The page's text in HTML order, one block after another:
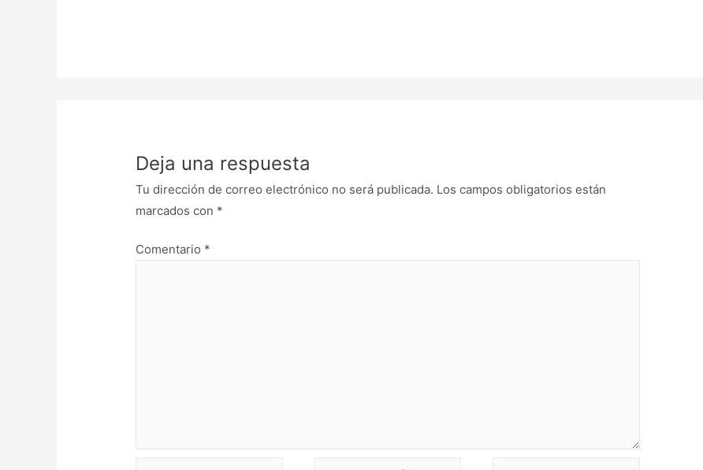
Deja una respuesta
Tu dirección de correo electrónico no será publicada. Los campos obligatorios están
marcados con *
Comentario *